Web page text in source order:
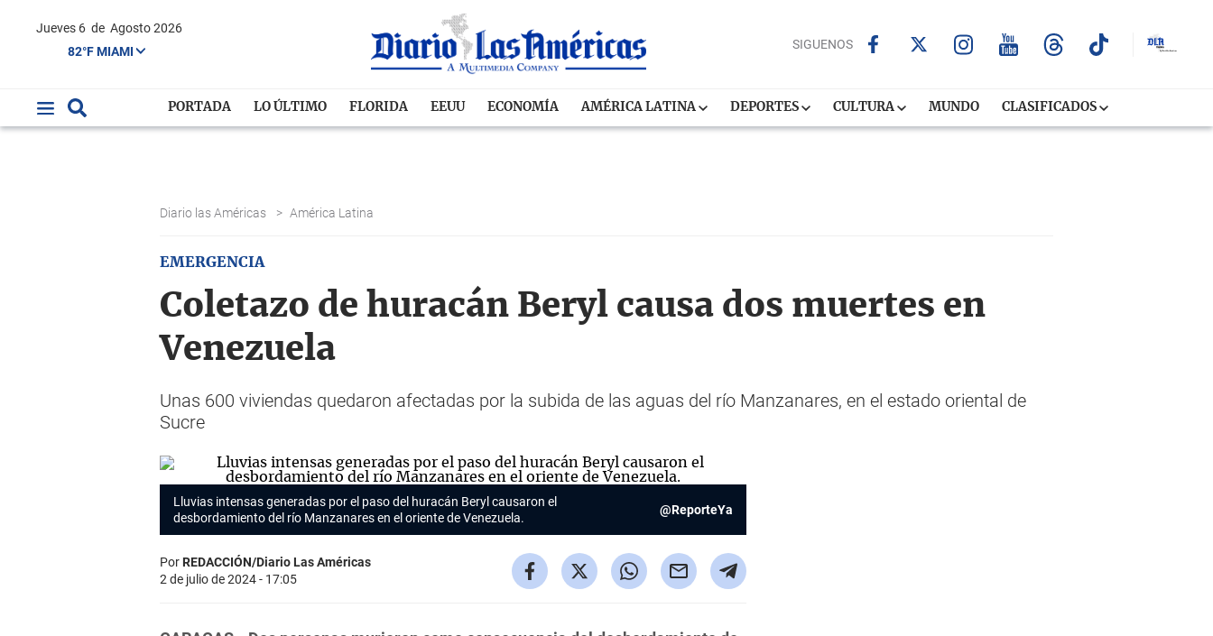
Jueves 6 de Agosto 2026
82°F MIAMI
SIGUENOS
PORTADA LO ÚLTIMO FLORIDA EEUU ECONOMÍA AMÉRICA LATINA DEPORTES CULTURA MUNDO CLASIFICADOS
Diario las Américas > América Latina
EMERGENCIA
Coletazo de huracán Beryl causa dos muertes en
Venezuela
Unas 600 viviendas quedaron afectadas por la subida de las aguas del río Manzanares, en el estado oriental de
Sucre
Lluvias intensas generadas por el paso del huracán Beryl causaron el
desbordamiento del río Manzanares en el oriente de Venezuela.
@ReporteYa
PorREDACCIÓN/Diario Las Américas
2 de julio de 2024 - 17:05